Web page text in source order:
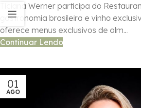
Ticiana Werner participa do
gastronomia brasileira e vinho
oferece menus exclusivos de alm...
Continuar Lendo
01
AGO